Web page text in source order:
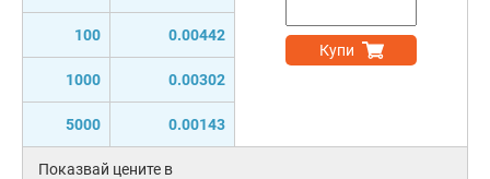
100 0.00442
1000 0.00302
5000 0.00143
Купи
Показвай цените в